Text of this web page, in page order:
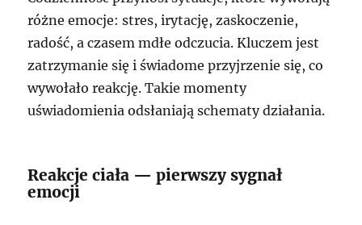
różne emocje: stres, irytację, zaskoczenie,
radość, a czasem mdłe odczucia. Kluczem jest
zatrzymanie się i świadome przyjrzenie się, co
wywołało reakcję. Takie momenty
uświadomienia odsłaniają schematy działania.
Reakcje ciała — pierwszy sygnał
emocji